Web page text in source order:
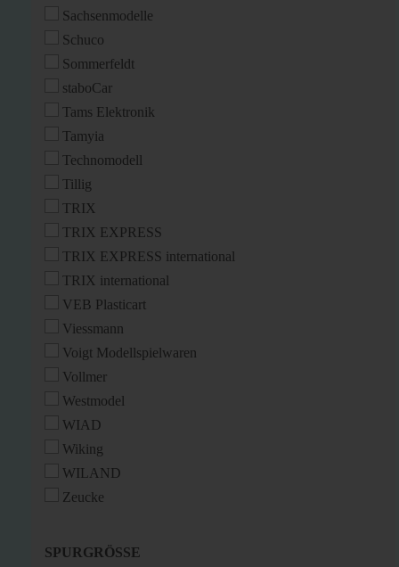
Sachsenmodelle
Schuco
Sommerfeldt
staboCar
Tams Elektronik
Tamyia
Technomodell
Tillig
TRIX
TRIX EXPRESS
TRIX EXPRESS international
TRIX international
VEB Plasticart
Viessmann
Voigt Modellspielwaren
Vollmer
Westmodel
WIAD
Wiking
WILAND
Zeucke
SPURGRÖSSE
SPURGRÖSSE